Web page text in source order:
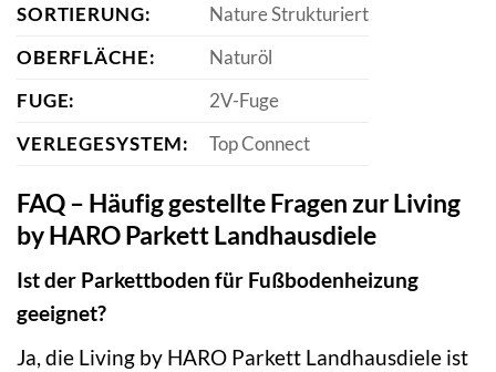
SORTIERUNG:
Nature Strukturiert
OBERFLÄCHE:
Naturöl
FUGE:
2V-Fuge
VERLEGESYSTEM:
Top Connect
FAQ – Häufig gestellte Fragen zur Living
by HARO Parkett Landhausdiele
Ist der Parkettboden für Fußbodenheizung
geeignet?
Ja, die Living by HARO Parkett Landhausdiele ist